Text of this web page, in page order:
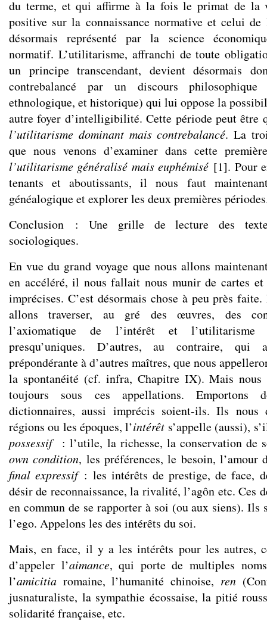
du terme, et qui affirme à la fois le primat de la
positive sur la connaissance normative et celui
désormais représenté par la science
normatif. L’utilitarisme, affranchi de toute
un principe transcendant, devient désormais
contrebalancé par un discours
ethnologique, et historique) qui lui oppose la
autre foyer d’intelligibilité. Cette période peut être
l’utilitarisme dominant mais contrebalancé. La
que nous venons d’examiner dans cette
l’utilitarisme généralisé mais euphémisé [1]. Pour
tenants et aboutissants, il nous faut
généalogique et explorer les deux premières
Conclusion : Une grille de lecture des
sociologiques.
En vue du grand voyage que nous allons
en accéléré, il nous fallait nous munir de cartes et
imprécises. C’est désormais chose à peu près
allons traverser, au gré des œuvres, des
l’axiomatique de l’intérêt et
presqu’uniques. D’autres, au contraire, qui
prépondérante à d’autres maîtres, que nous
la spontanéité (cf. infra, Chapitre IX). Mais nous
toujours sous ces appellations. Emportons
dictionnaires, aussi imprécis soient-ils. Ils nous
régions ou les époques, l’intérêt s’appelle (aussi),
possessif : l’utile, la richesse, la conservation de
own condition, les préférences, le besoin,
final expressif: les intérêts de prestige, de face,
désir de reconnaissance, la rivalité, l’agôn etc. Ces
en commun de se rapporter à soi (ou aux siens). Ils
l’ego. Appelons les des intérêts du soi.
Mais, en face, il y a les intérêts pour les autres,
d’appeler l’aimance, qui porte de multiples
l’amicitia romaine, l’humanité chinoise, ren
jusnaturaliste, la sympathie écossaise, la pitié
solidarité française, etc.